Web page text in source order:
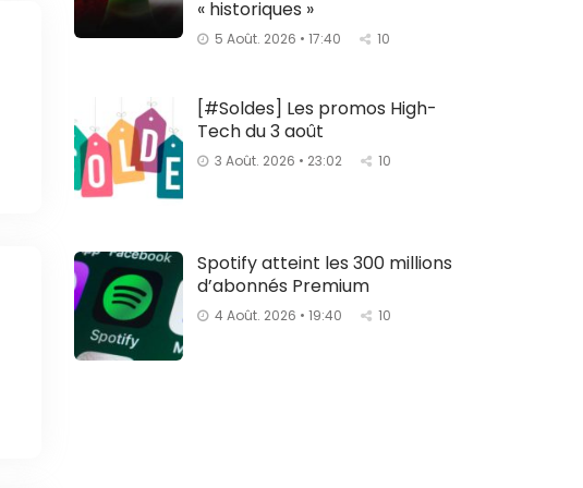
« historiques »
5 Août. 2026 • 17:40 10
[#Soldes] Les promos High-
Tech du 3 août
3 Août. 2026 • 23:02 10
Spotify atteint les 300 millions
d’abonnés Premium
4 Août. 2026 • 19:40 10